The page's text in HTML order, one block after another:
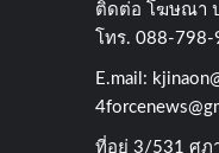
ติดต่อ​ โฆษณา​
โทร​. 088-
E.mail:
ที่อยู่​ 3/531​ ศุภ